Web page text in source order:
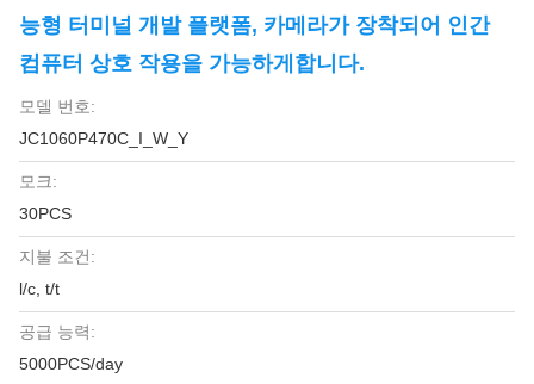
능형 터미널 개발 플랫폼, 카메라가 장착되어 인간
컴퓨터 상호 작용을 가능하게합니다.
모델 번호:
JC1060P470C_I_W_Y
모크:
30PCS
지불 조건:
l/c, t/t
공급 능력:
5000PCS/day